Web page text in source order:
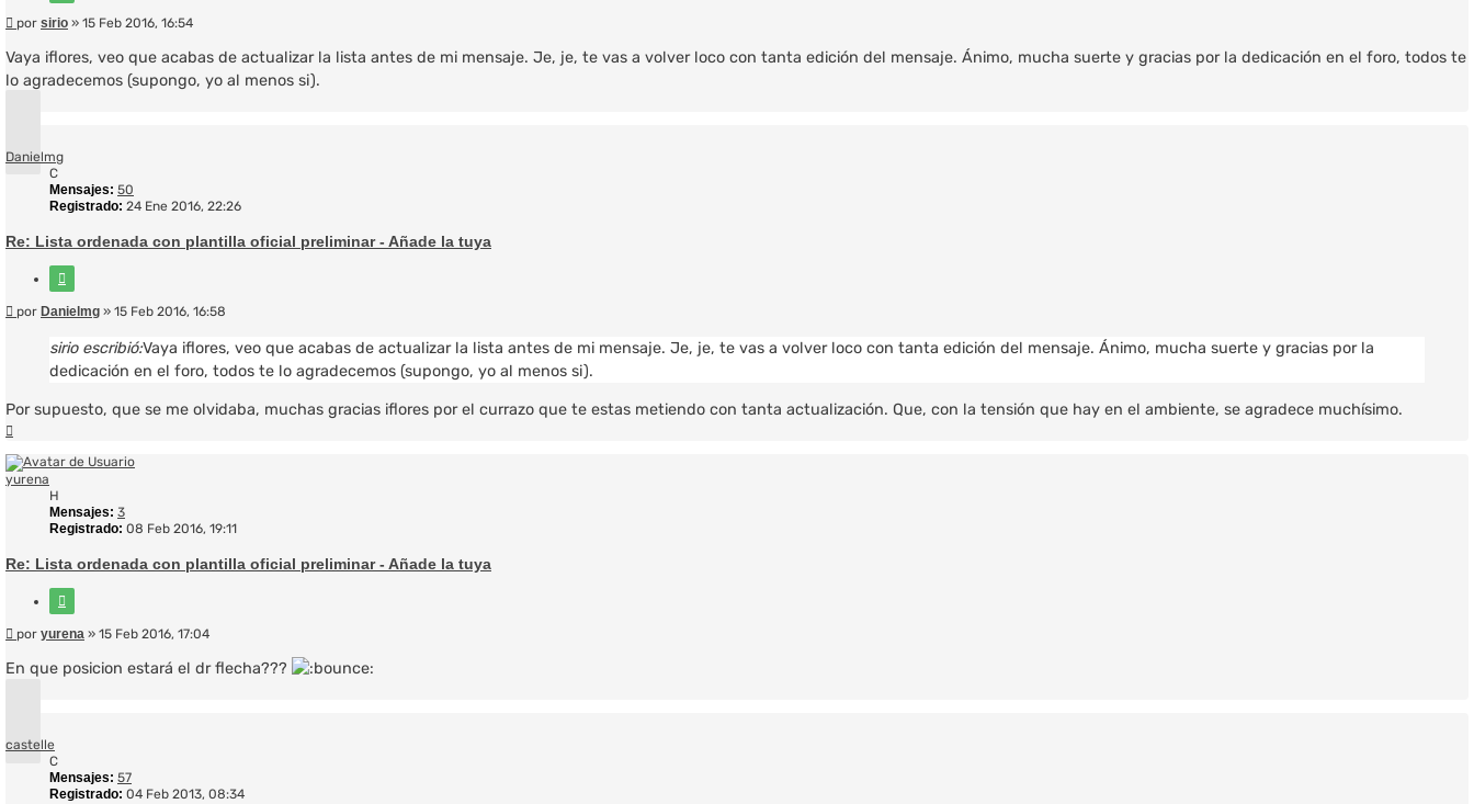
Mensaje
por sirio » 15 Feb 2016, 16:54
Vaya iflores, veo que acabas de actualizar la lista antes de mi mensaje. Je, je, te vas a volver loco con tanta edición del mensaje. Ánimo, mucha suerte y gracias por la dedicación en el foro, todos te
lo agradecemos (supongo, yo al menos si).
Danielmg
C
Mensajes: 50
Registrado: 24 Ene 2016, 22:26
Re: Lista ordenada con plantilla oficial preliminar - Añade la tuya
Mensaje
por Danielmg » 15 Feb 2016, 16:58
sirio escribió:Vaya iflores, veo que acabas de actualizar la lista antes de mi mensaje. Je, je, te vas a volver loco con tanta edición del mensaje. Ánimo, mucha suerte y gracias por la
dedicación en el foro, todos te lo agradecemos (supongo, yo al menos si).
Por supuesto, que se me olvidaba, muchas gracias iflores por el currazo que te estas metiendo con tanta actualización. Que, con la tensión que hay en el ambiente, se agradece muchísimo.
yurena
H
Mensajes: 3
Registrado: 08 Feb 2016, 19:11
Re: Lista ordenada con plantilla oficial preliminar - Añade la tuya
Mensaje
por yurena » 15 Feb 2016, 17:04
En que posicion estará el dr flecha???
castelle
C
Mensajes: 57
Registrado: 04 Feb 2013, 08:34